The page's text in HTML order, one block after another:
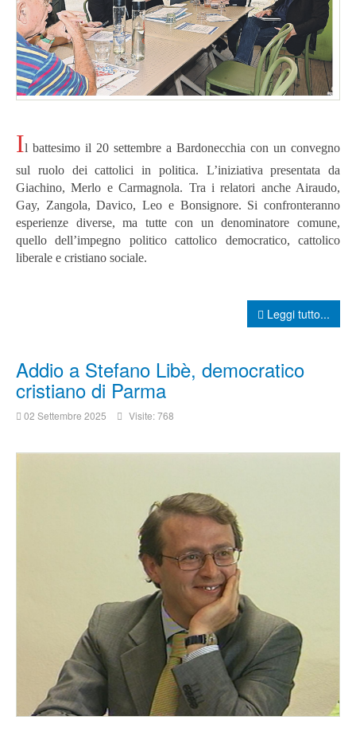
Il battesimo il 20 settembre a Bardonecchia con un convegno
sul ruolo dei cattolici in politica. L’iniziativa presentata da
Giachino, Merlo e Carmagnola. Tra i relatori anche Airaudo,
Gay, Zangola, Davico, Leo e Bonsignore. Si confronteranno
esperienze diverse, ma tutte con un denominatore comune,
quello dell’impegno politico cattolico democratico, cattolico
liberale e cristiano sociale.
Leggi tutto...
Addio a Stefano Libè, democratico
cristiano di Parma
02 Settembre 2025 Visite: 768